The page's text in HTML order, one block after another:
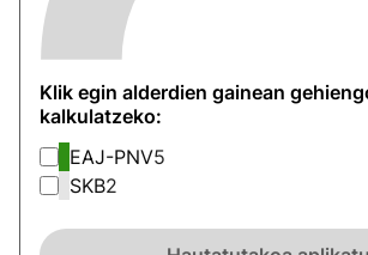
Klik egin alderdien gainean
kalkulatzeko:
EAJ-PNV5
SKB2